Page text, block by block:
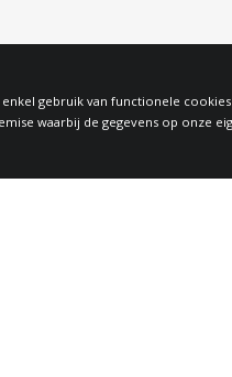
enkel gebruik van functionele
waarbij de gegevens op onze